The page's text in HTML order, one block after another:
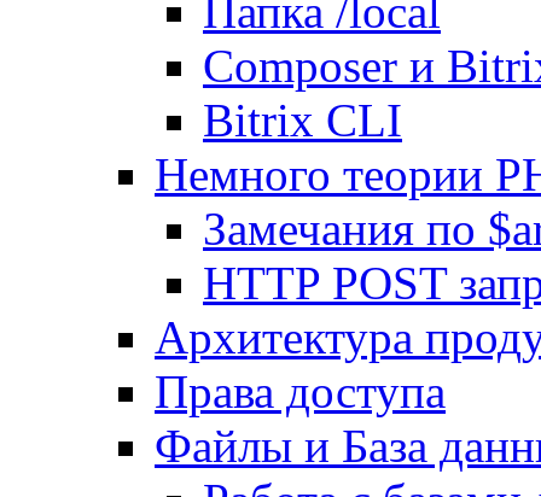
Папка /local
Composer и
Bitrix CLI
Немного теории
Замечания по
HTTP POST
Архитектура
Права доступа
Файлы и База